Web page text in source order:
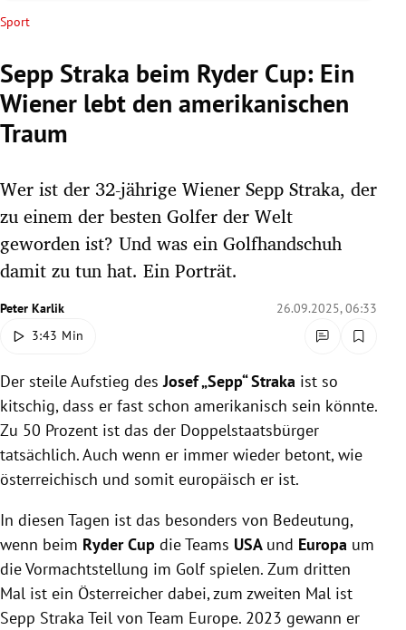
Untermenü
Untermenü
Untermenü
Untermenü
Untermenü
Untermenü
Sport
Sepp Straka beim Ryder Cup: Ein
Wiener lebt den amerikanischen
Traum
Wer ist der 32-jährige Wiener Sepp Straka, der
zu einem der besten Golfer der Welt
geworden ist? Und was ein Golfhandschuh
damit zu tun hat. Ein Porträt.
Peter Karlik
26.09.2025, 06:33
3:43 Min
Der steile Aufstieg des Josef „Sepp“ Straka ist so
kitschig, dass er fast schon amerikanisch sein könnte.
Zu 50 Prozent ist das der Doppelstaatsbürger
tatsächlich. Auch wenn er immer wieder betont, wie
österreichisch und somit europäisch er ist.
In diesen Tagen ist das besonders von Bedeutung,
wenn beim Ryder Cup die Teams USA und Europa um
die Vormachtstellung im Golf spielen. Zum dritten
Mal ist ein Österreicher dabei, zum zweiten Mal ist
Sepp Straka Teil von Team Europe. 2023 gewann er